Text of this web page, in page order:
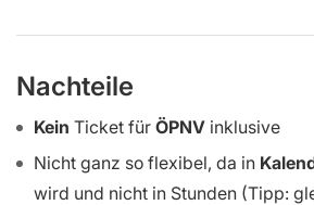
Nachteile
Kein Ticket für ÖPNV inklusive
Nicht ganz so flexibel, da in
wird und nicht in Stunden (Tipp: